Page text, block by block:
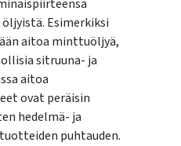
Esimerkiksi
aitoa minttuöljyä,
sitruuna- ja
aitoa
ovat peräisin
hedelmä- ja
puhtauden.